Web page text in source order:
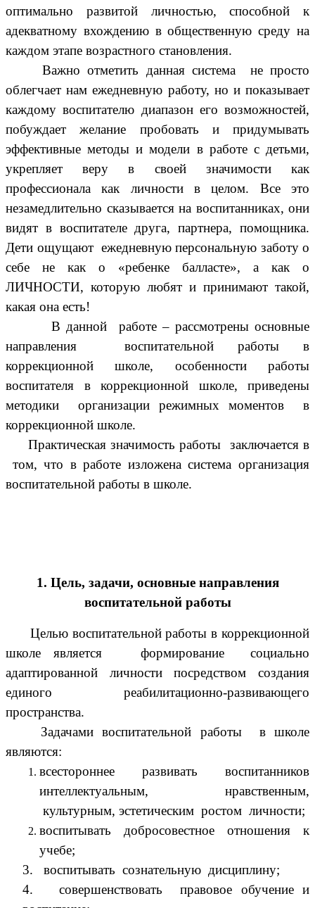
оптимально развитой личностью, способной к
адекватному вхождению в общественную среду на
каждом этапе возрастного становления.
Важно отметить данная система не просто
облегчает нам ежедневную работу, но и показывает
каждому воспитателю диапазон его возможностей,
побуждает желание пробовать и придумывать
эффективные методы и модели в работе с детьми,
укрепляет веру в своей значимости как
профессионала как личности в целом. Все это
незамедлительно сказывается на воспитанниках, они
видят в воспитателе друга, партнера, помощника.
Дети ощущают ежедневную персональную заботу о
себе не как о «ребенке балласте», а как о
ЛИЧНОСТИ, которую любят и принимают такой,
какая она есть!
В данной работе – рассмотрены основные
направления воспитательной работы в
коррекционной школе, особенности работы
воспитателя в коррекционной школе, приведены
методики организации режимных моментов в
коррекционной школе.
Практическая значимость работы заключается в
том, что в работе изложена система организация
воспитательной работы в школе.
1. Цель, задачи, основные направления
воспитательной работы
Целью воспитательной работы в коррекционной
школе является
формирование
социально
адаптированной личности посредством создания
единого реабилитационно-развивающего
пространства.
Задачами воспитательной работы в школе
являются:
всестороннее развивать воспитанников
интеллектуальным, нравственным,
культурным, эстетическим ростом личности;
воспитывать добросовестное отношения к
учебе;
3. воспитывать сознательную дисциплину;
4. совершенствовать правовое обучение и